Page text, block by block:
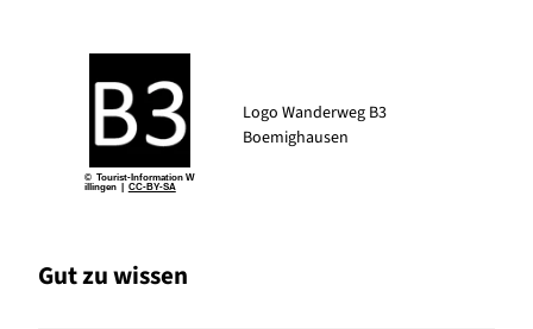
© Tourist-Information W
illingen | CC-BY-SA
Logo Wanderweg B3
Boemighausen
Gut zu wissen